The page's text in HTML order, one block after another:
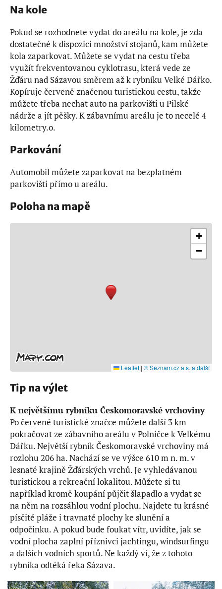
Na kole
Pokud se rozhodnete vydat do areálu na kole, je zda
dostatečné k dispozici množství stojanů, kam můžete
kola zaparkovat. Můžete se vydat na cestu třeba
využít frekventovanou cyklotrasu, která vede ze
Žďáru nad Sázavou směrem až k rybníku Velké Dářko.
Kopíruje červeně značenou turistickou cestu, takže
můžete třeba nechat auto na parkovišti u Pilské
nádrže a jít pěšky. K zábavnímu areálu je to necelé 4
kilometry.o.
Parkování
Automobil můžete zaparkovat na bezplatném
parkovišti přímo u areálu.
Poloha na mapě
+
−
Leaflet | © Seznam.cz a.s. a další
Tip na výlet
K největšímu rybníku Českomoravské vrchoviny
Po červené turistické značce můžete další 3 km
pokračovat ze zábavního areálu v Polničce k Velkému
Dářku. Největší rybník Českomoravské vrchoviny má
rozlohu 206 ha. Nachází se ve výšce 610 m n. m. v
lesnaté krajině Žďárských vrchů. Je vyhledávanou
turistickou a rekreační lokalitou. Můžete si tu
například kromě koupání půjčit šlapadlo a vydat se
na něm na rozsáhlou vodní plochu. Najdete tu krásné
písčité pláže i travnaté plochy ke slunění a
odpočinku. A pokud bude foukat vítr, uvidíte, jak se
vodní plocha zaplní příznivci jachtingu, windsurfingu
a dalších vodních sportů. Ne každý ví, že z tohoto
rybníka odtéká řeka Sázava.